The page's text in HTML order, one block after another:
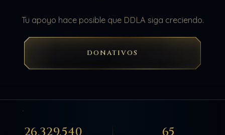
Tu apoyo hace posible que DDLA siga creciendo.
DONATIVOS